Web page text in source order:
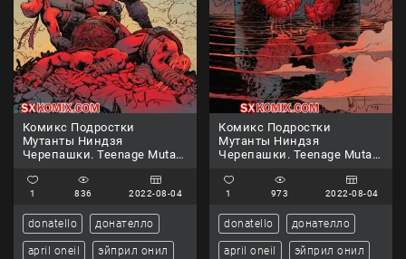
Комикс Подростки
Мутанты Ниндзя
Черепашки. Teenage Mutant
1 836 2022-08-04
donatello донателло
april oneil эйприл онил
Комикс Подростки
Мутанты Ниндзя
Черепашки. Teenage Mutant
1 973 2022-08-04
donatello донателло
april oneil эйприл онил